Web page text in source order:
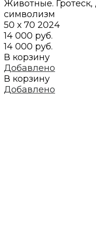
Животные.
символизм
50 х 70 2024
14 000 руб.
14 000 руб.
В корзину
Добавлено
В корзину
Добавлено